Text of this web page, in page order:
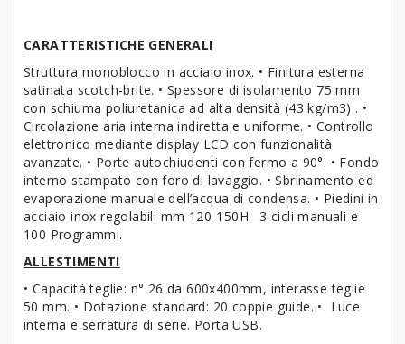
CARATTERISTICHE GENERALI
Struttura monoblocco in acciaio inox. • Finitura esterna
satinata scotch-brite. • Spessore di isolamento 75 mm
con schiuma poliuretanica ad alta densità (43 kg/m3) . •
Circolazione aria interna indiretta e uniforme. • Controllo
elettronico mediante display LCD con funzionalità
avanzate. • Porte autochiudenti con fermo a 90°. • Fondo
interno stampato con foro di lavaggio. • Sbrinamento ed
evaporazione manuale dell’acqua di condensa. • Piedini in
acciaio inox regolabili mm 120-150H. 3 cicli manuali e
100 Programmi.
ALLESTIMENTI
• Capacità teglie: n° 26 da 600x400mm, interasse teglie
50 mm. • Dotazione standard: 20 coppie guide. • Luce
interna e serratura di serie. Porta USB.